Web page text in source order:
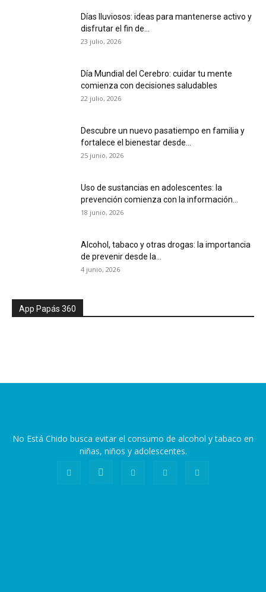
Días lluviosos: ideas para mantenerse activo y
disfrutar el fin de...
23 julio, 2026
Día Mundial del Cerebro: cuidar tu mente
comienza con decisiones saludables
22 julio, 2026
Descubre un nuevo pasatiempo en familia y
fortalece el bienestar desde...
25 junio, 2026
Uso de sustancias en adolescentes: la
prevención comienza con la información...
18 junio, 2026
Alcohol, tabaco y otras drogas: la importancia
de prevenir desde la...
4 junio, 2026
App Papás 360
No Está Chido busca evitar el consumo de alcohol y tabaco en
niñas, niños y adolescentes.